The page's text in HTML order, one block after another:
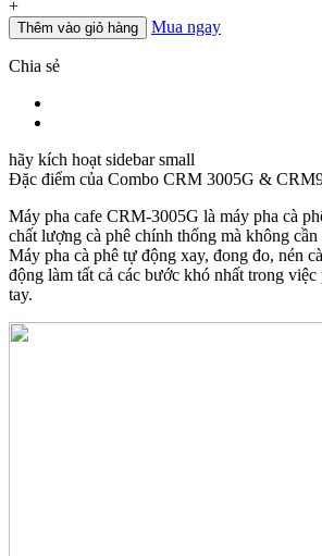
+
Thêm vào giỏ hàng Mua ngay
Chia sẻ
hãy kích hoạt sidebar small
Đặc điểm của Combo CRM 3005G &
Máy pha cafe CRM-3005G là máy pha cà
chất lượng cà phê chính thống mà không cần
Máy pha cà phê tự động xay, đong đo, nén
động làm tất cả các bước khó nhất trong việc
tay.